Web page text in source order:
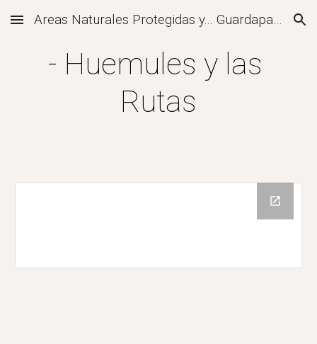
Skip to main content Skip to navigation
Areas Naturales Protegidas y... Guardaparques
- Huemules y las
Rutas